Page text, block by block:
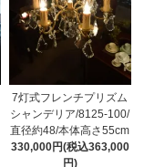
7灯式フレンチプリズム
シャンデリア/8125-100/
直径約48/本体高さ55cm
330,000円(税込363,000
円)